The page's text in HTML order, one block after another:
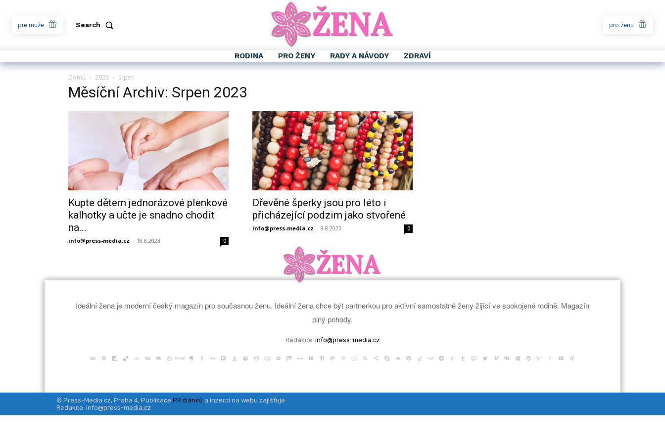
pre muže Search pro ženu
RODINA PRO ŽENY RADY A NÁVODY ZDRAVÍ
Domů 2023 Srpen
Měsíční Archiv: Srpen 2023
Kupte dětem jednorázové plenkové
kalhotky a učte je snadno chodit
na...
info@press-media.cz - 18.8.2023 0
Dřevěné šperky jsou pro léto i
přicházející podzim jako stvořené
info@press-media.cz - 8.8.2023 0
Ideální žena je moderní český magazín pro současnou ženu. Ideální žena chce být partnerkou pro aktivní samostatné ženy žijící ve spokojené rodině. Magazín
plný pohody.
Redakce: info@press-media.cz
© Press-Media.cz, Praha 4, Publikace PR článků a inzerci na webu zajišťuje
Redakce: info@press-media.cz